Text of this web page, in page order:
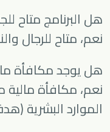
هل البرنامج متاح
نعم، متاح للرجال
هل يوجد مكافأة
نعم، مكافأة
الموارد البشرية